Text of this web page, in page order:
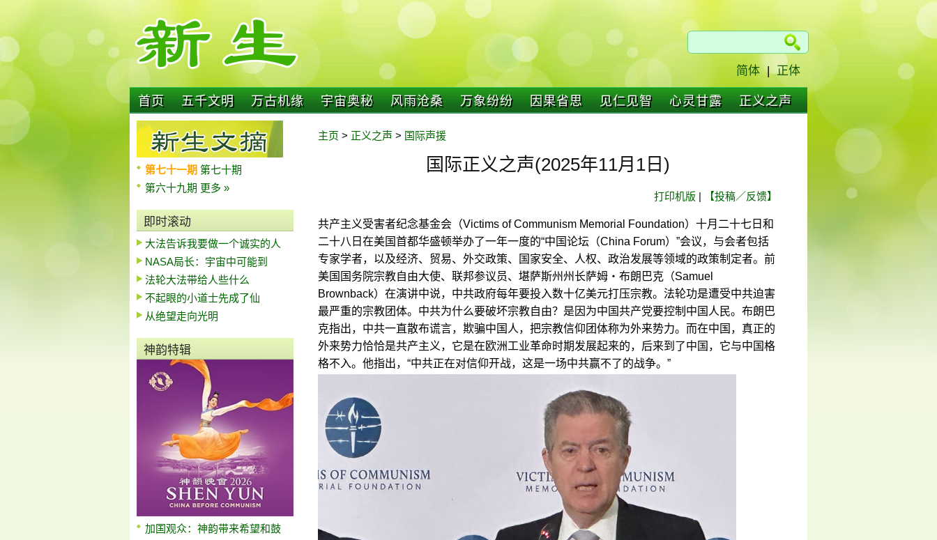
简体 | 正体
首页 五千文明 万古机缘 宇宙奥秘 风雨沧桑 万象纷纷 因果省思 见仁见智 心灵甘露 正义之声
第七十一期 第七十期
第六十九期 更多 »
即时滚动
大法告诉我要做一个诚实的人
NASA局长：宇宙中可能到
法轮大法带给人些什么
不起眼的小道士先成了仙
从绝望走向光明
神韵特辑
加国观众：神韵带来希望和鼓
主页 > 正义之声 > 国际声援
国际正义之声(2025年11月1日)
打印机版 | 【投稿／反馈】
共产主义受害者纪念基金会（Victims of Communism Memorial Foundation）十月二十七日和
二十八日在美国首都华盛顿举办了一年一度的“中国论坛（China Forum）”会议，与会者包括
专家学者，以及经济、贸易、外交政策、国家安全、人权、政治发展等领域的政策制定者。前
美国国务院宗教自由大使、联邦参议员、堪萨斯州州长萨姆‧布朗巴克（Samuel
Brownback）在演讲中说，中共政府每年要投入数十亿美元打压宗教。法轮功是遭受中共迫害
最严重的宗教团体。中共为什么要破坏宗教自由？是因为中国共产党要控制中国人民。布朗巴
克指出，中共一直散布谎言，欺骗中国人，把宗教信仰团体称为外来势力。而在中国，真正的
外来势力恰恰是共产主义，它是在欧洲工业革命时期发展起来的，后来到了中国，它与中国格
格不入。他指出，“中共正在对信仰开战，这是一场中共赢不了的战争。”